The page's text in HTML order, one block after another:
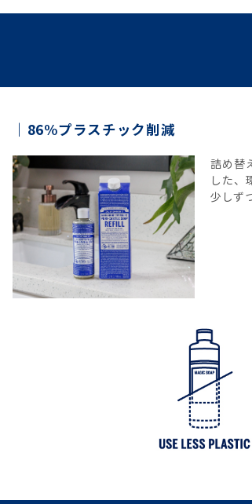
86%プラスチック削減
詰め替
した、
少しず